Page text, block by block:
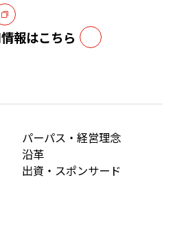
報はこちら
パーパス・経営理念
沿革
出資・スポンサード